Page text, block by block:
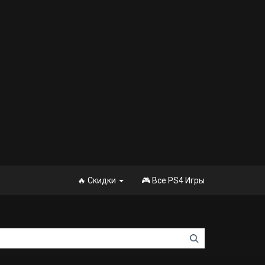
🔥 Скидки 🎮 Все PS4 Игры